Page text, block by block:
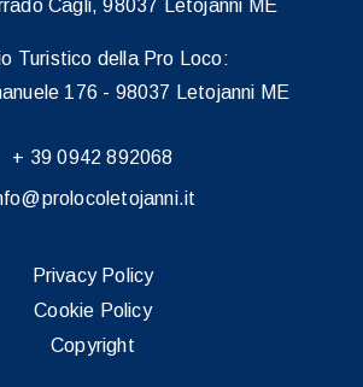
Cagli, 98037 Letojanni ME
Turistico della Pro Loco:
176 - 98037 Letojanni ME
+ 39 0942 892068
Privacy Policy
Cookie Policy
Copyright